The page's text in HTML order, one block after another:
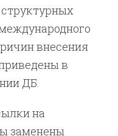
внесения
в
ДБ.
на
заменены